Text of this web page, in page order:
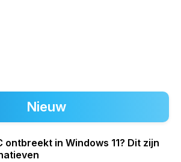
Nieuw
ontbreekt in Windows 11? Dit zijn